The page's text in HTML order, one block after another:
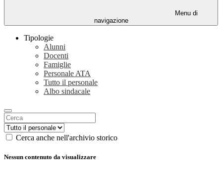
Menu di
navigazione
Tipologie
Alunni
Docenti
Famiglie
Personale ATA
Tutto il personale
Albo sindacale
Cerca anche nell'archivio storico
Nessun contenuto da visualizzare